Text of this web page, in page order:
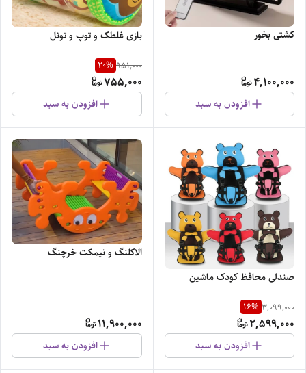
کشتی بخور
4,100,000
افزودن به سبد
بازی غلطک و توپ و تونل
951,000
20%
755,000
افزودن به سبد
صندلی محافظ کودک ماشین
3,099,000
16%
2,599,000
افزودن به سبد
الاکلنگ و نیمکت خرچنگ
11,900,000
افزودن به سبد